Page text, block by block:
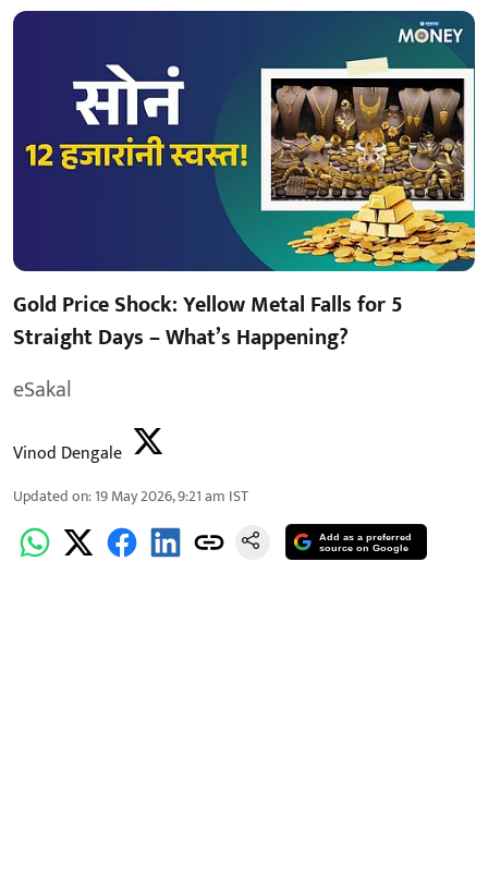
Gold Price Shock: Yellow Metal Falls for 5
Straight Days – What’s Happening?
eSakal
Vinod Dengale
Updated on:19 May 2026, 9:21 am IST
Add as a preferred
source on Google